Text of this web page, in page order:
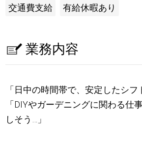
交通費支給 有給休暇あり
業務内容
「日中の時間帯で、安定したシフ
「DIYやガーデニングに関わる仕
しそう…」